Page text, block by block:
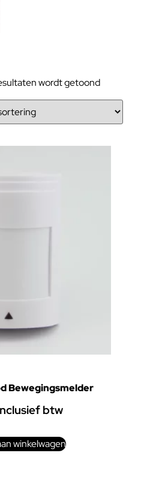
wordt getoond
Bewegingsmelder
btw
winkelwagen